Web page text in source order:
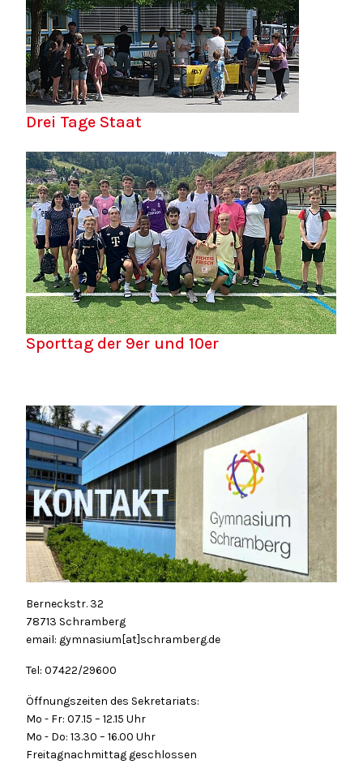
Drei Tage Staat
Sporttag der 9er und 10er
Berneckstr. 32
78713 Schramberg
email: gymnasium[at]schramberg.de
Tel: 07422/29600
Öffnungszeiten des Sekretariats:
Mo - Fr: 07.15 – 12.15 Uhr
Mo - Do: 13.30 – 16.00 Uhr
Freitagnachmittag geschlossen